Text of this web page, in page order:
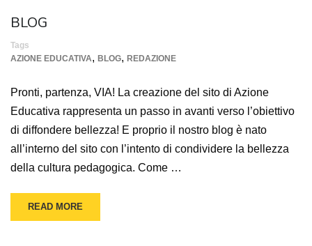
BLOG
Tags
AZIONE EDUCATIVA, BLOG, REDAZIONE
Pronti, partenza, VIA! La creazione del sito di Azione
Educativa rappresenta un passo in avanti verso l’obiettivo
di diffondere bellezza! E proprio il nostro blog è nato
all’interno del sito con l’intento di condividere la bellezza
della cultura pedagogica. Come …
READ MORE